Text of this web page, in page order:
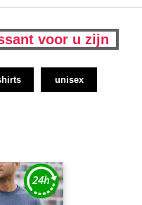
voor u zijn
unisex